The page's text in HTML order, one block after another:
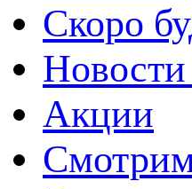
Скоро
Акции